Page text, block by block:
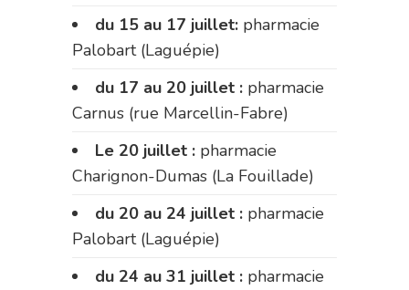
du 15 au 17 juillet: pharmacie
Palobart (Laguépie)
du 17 au 20 juillet : pharmacie
Carnus (rue Marcellin-Fabre)
Le 20 juillet : pharmacie
Charignon-Dumas (La Fouillade)
du 20 au 24 juillet : pharmacie
Palobart (Laguépie)
du 24 au 31 juillet : pharmacie